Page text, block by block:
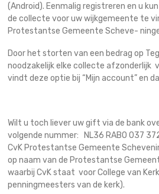
(Android). Eenmalig registreren en u
de collecte voor uw wijkgemeente te
Protestantse Gemeente Scheve-
Door het storten van een bedrag op
noodzakelijk elke collecte afzonderlijk
vindt deze optie bij “Mijn account” en
Wilt u toch liever uw gift via de bank
volgende nummer: NL36 RABO 037
CvK Protestantse Gemeente
op naam van de Protestantse
waarbij CvK staat voor College van
penningmeesters van de kerk).